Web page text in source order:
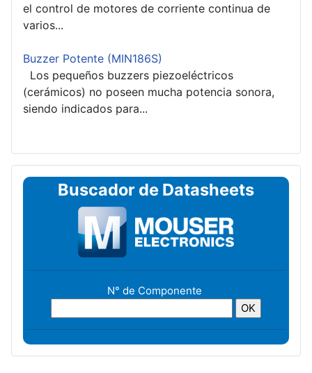
el control de motores de corriente continua de
varios...
Buzzer Potente (MIN186S)
Los pequeños buzzers piezoeléctricos
(cerámicos) no poseen mucha potencia sonora,
siendo indicados para...
Buscador de Datasheets
N° de Componente